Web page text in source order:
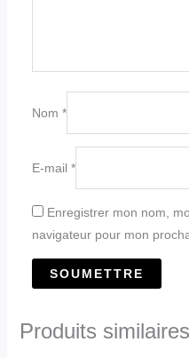
Nom *
E-mail *
Enregistrer mon nom,
navigateur pour mon
Produits similaires